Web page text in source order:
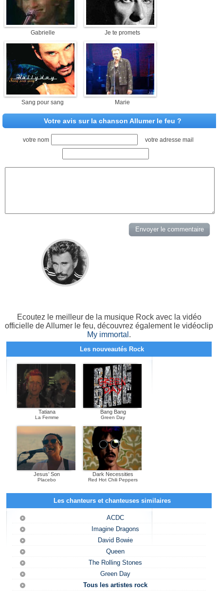
Gabrielle Je te promets
Sang pour sang Marie
Votre avis sur la chanson Allumer le feu ?
votre nom votre adresse mail
Ecoutez le meilleur de la musique Rock avec la vidéo
officielle de Allumer le feu, découvrez également le vidéoclip
My immortal .
Les nouveautés Rock
Tatiana
La Femme
Bang Bang
Green Day
Jesus’ Son
Placebo
Dark Necessities
Red Hot Chili Peppers
Les chanteurs et chanteuses similaires
ACDC
Imagine Dragons
David Bowie
Queen
The Rolling Stones
Green Day
Tous les artistes rock